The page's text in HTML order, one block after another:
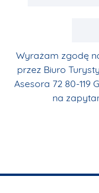
Wyrażam zgodę
przez Biuro
Asesora 72 80-119
na